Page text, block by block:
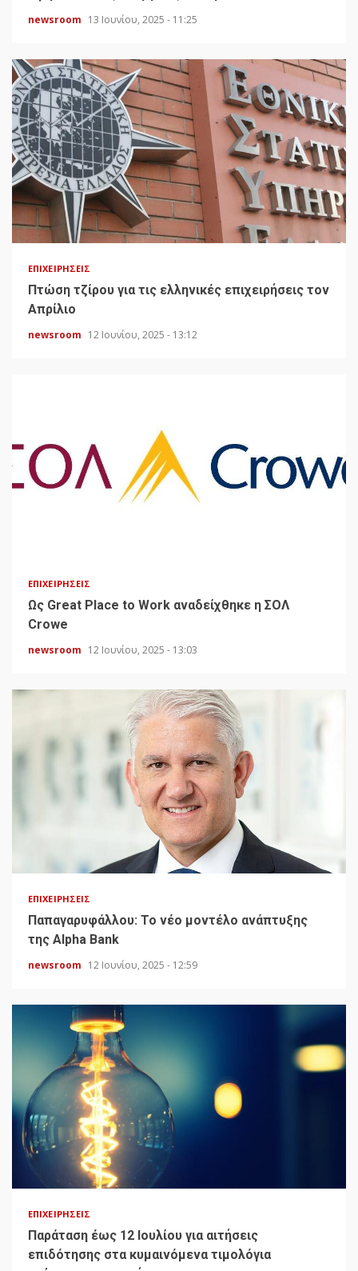
newsroom 13 Ιουνίου, 2025 - 11:25
ΕΠΙΧΕΙΡΉΣΕΙΣ
Πτώση τζίρου για τις ελληνικές επιχειρήσεις τον
Απρίλιο
newsroom 12 Ιουνίου, 2025 - 13:12
ΕΠΙΧΕΙΡΉΣΕΙΣ
Ως Great Place to Work αναδείχθηκε η ΣΟΛ
Crowe
newsroom 12 Ιουνίου, 2025 - 13:03
ΕΠΙΧΕΙΡΉΣΕΙΣ
Παπαγαρυφάλλου: Το νέο μοντέλο ανάπτυξης
της Alpha Bank
newsroom 12 Ιουνίου, 2025 - 12:59
ΕΠΙΧΕΙΡΉΣΕΙΣ
Παράταση έως 12 Ιουλίου για αιτήσεις
επιδότησης στα κυμαινόμενα τιμολόγια